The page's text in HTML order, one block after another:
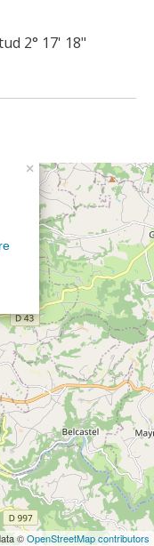
2° 17' 18"
×
©OpenStreetMap contributors